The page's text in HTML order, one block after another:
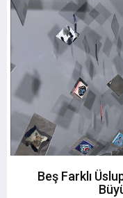
Beş Farklı